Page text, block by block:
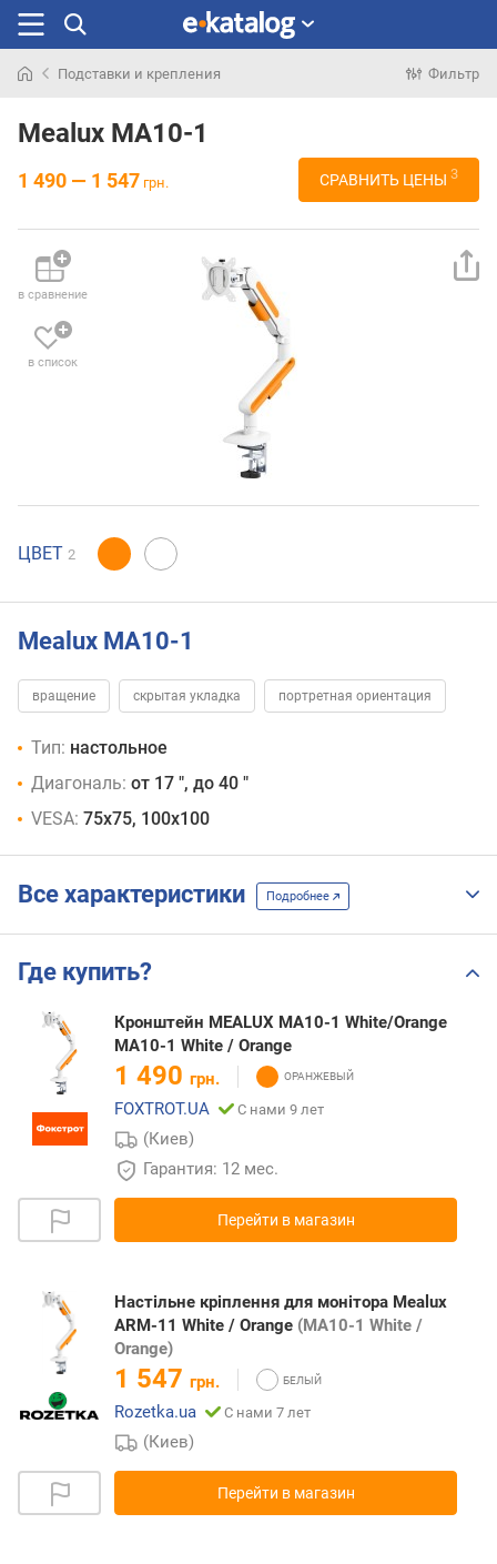
раньше
Подставки и крепления Фильтр
Mealux MA10-1
1 490 — 1 547 грн. СРАВНИТЬ ЦЕНЫ 3
в сравнение
в список
ЦВЕТ 2
Mealux MA10-1
вращение скрытая укладка портретная ориентация
Тип: настольное
Диагональ: от 17 ", до 40 "
VESA: 75x75, 100x100
Все характеристики Подробнее
Где купить?
Кронштейн MEALUX MA10-1 White/Orange
MA10-1 White / Orange
1 490 грн.
FOXTROT.UA
С нами 9 лет
(Киев)
Гарантия: 12 мес.
Перейти в магазин
Настільне кріплення для монітора Mealux
ARM-11 White / Orange (MA10-1 White /
Orange)
1 547 грн.
Rozetka.ua
С нами 7 лет
(Киев)
Перейти в магазин